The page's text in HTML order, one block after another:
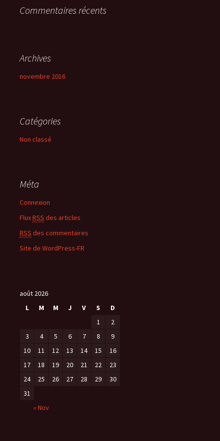
:Commentaires récents
Archives
novembre 2016
Catégories
Non classé
Méta
Connexion
FluxRSS des articles
RSS des commentaires
Site de WordPress-FR
août 2026
L
M M J V S D
« Nov
1
2
3
4 5 6 7 8
9
10
11 12 13 14 15
16
17
18 19 20 21 22
23
24
25 26 27 28 29
30
31